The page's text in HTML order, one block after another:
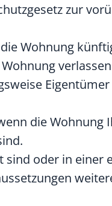
zur
Wohnung
die Wohnung
oder in einer